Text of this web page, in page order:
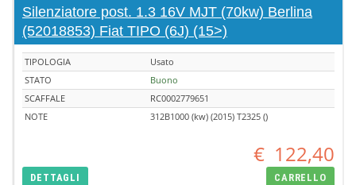
Silenziatore post. 1.3 16V MJT (70kw) Berlina
(52018853) Fiat TIPO (6J) (15>)
TIPOLOGIA
Usato
STATO
Buono
SCAFFALE
RC0002779651
NOTE
312B1000 (kw) (2015) T2325 ()
€ 122,40
DETTAGLI CARRELLO